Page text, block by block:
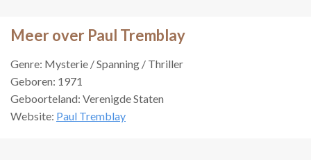
Meer over Paul Tremblay
Genre: Mysterie / Spanning / Thriller
Geboren: 1971
Geboorteland: Verenigde Staten
Website: Paul Tremblay